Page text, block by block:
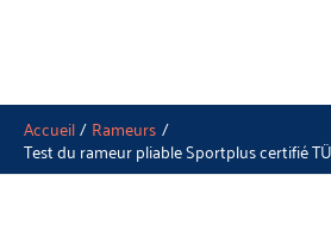
Accueil Rameurs
Test du rameur pliable Sportplus certifié